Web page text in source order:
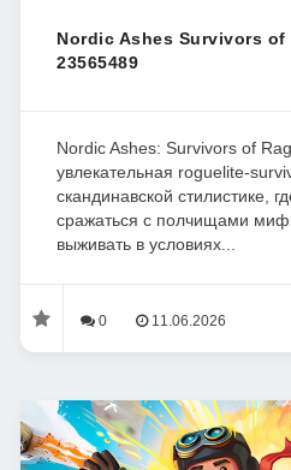
Nordic Ashes Survivors
23565489
Nordic Ashes: Survivors of
увлекательная roguelite-
скандинавской стилистике,
сражаться с полчищами
выживать в условиях...
0 11.06.2026